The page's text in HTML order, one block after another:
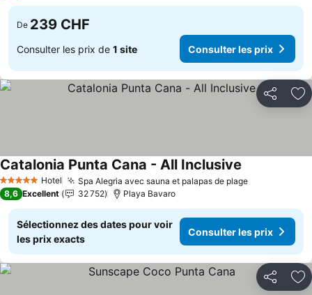
De 239 CHF
Consulter les prix de 1 site Consulter les prix
Partager
5 Étoiles Hotel Spa Alegria avec sauna et palapas de plageConsulter
Catalonia Punta Cana - All Inclusive
8,6 Excellent 32 752 Playa Bavaro
Sélectionnez des dates pour voir
les prix exacts
Consulter les prix
Partager